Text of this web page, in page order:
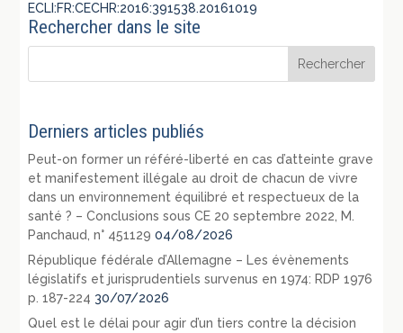
ECLI:FR:CECHR:2016:391538.20161019
Rechercher dans le site
Derniers articles publiés
Peut-on former un référé-liberté en cas d’atteinte grave
et manifestement illégale au droit de chacun de vivre
dans un environnement équilibré et respectueux de la
santé ? – Conclusions sous CE 20 septembre 2022, M.
Panchaud, n° 451129 04/08/2026
République fédérale d’Allemagne – Les évènements
législatifs et jurisprudentiels survenus en 1974: RDP 1976
p. 187-224 30/07/2026
Quel est le délai pour agir d’un tiers contre la décision